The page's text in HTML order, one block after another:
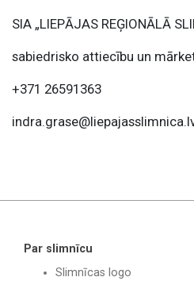
SIA „LIEPĀJAS REĢIONĀLĀ
sabiedrisko attiecību un
+371 26591363
Par slimnīcu
Slimnīcas logo